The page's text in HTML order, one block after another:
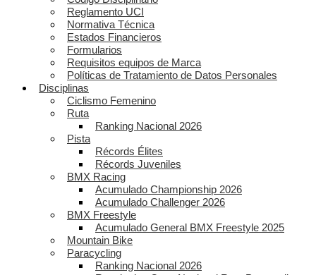
Reglamento UCI
Normativa Técnica
Estados Financieros
Formularios
Requisitos equipos de Marca
Políticas de Tratamiento de Datos Personales
Disciplinas
Ciclismo Femenino
Ruta
Ranking Nacional 2026
Pista
Récords Élites
Récords Juveniles
BMX Racing
Acumulado Championship 2026
Acumulado Challenger 2026
BMX Freestyle
Acumulado General BMX Freestyle 2025
Mountain Bike
Paracycling
Ranking Nacional 2026